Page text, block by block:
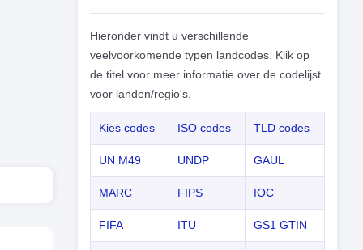
Hieronder vindt u verschillende
veelvoorkomende typen landcodes. Klik op
de titel voor meer informatie over de codelijst
voor landen/regio's.
Kies codes ISO codes TLD codes
UN M49 UNDP GAUL
MARC FIPS IOC
FIFA ITU GS1 GTIN